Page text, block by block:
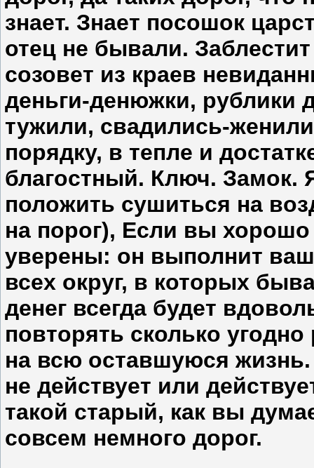
знает. Знает посошок
отец не бывали.
созовет из краев
деньги-денюжки, рублики
тужили, свадились-
порядку, в тепле и
благостный. Ключ. Замок.
положить сушиться на
на порог), Если вы
уверены: он выполнит
всех округ, в которых
денег всегда будет
повторять сколько угодно
на всю оставшуюся
не действует или
такой старый, как вы
совсем немного дорог.